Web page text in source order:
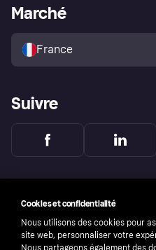
Explorez les magasins
Politique de protection de
l’acheteur Klarna
Portail Marchand
Marché
France
Suivre
Cookies et confidentialité
Nous utilisons des cookies pour
site web, personnaliser votre
Nous partageons également des